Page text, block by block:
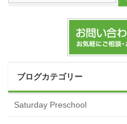
ブログカテゴリー
Saturday Preschool